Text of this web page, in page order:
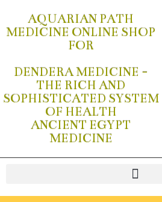
AQUARIAN PATH
MEDICINE ONLINE SHOP
FOR
DENDERA MEDICINE -
THE RICH AND
SOPHISTICATED SYSTEM
OF HEALTH
ANCIENT EGYPT
MEDICINE